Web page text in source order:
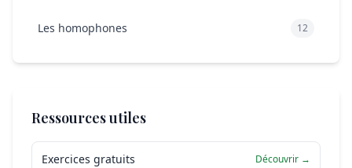
Les homophones 12
Ressources utiles
Exercices gratuits Découvrir →